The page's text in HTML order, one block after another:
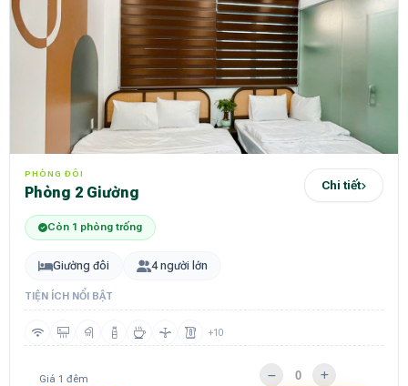
PHÒNG ĐÔI
Phòng 2 Giường Chi tiết
Còn 1 phòng trống
Giường đôi 4 người lớn
TIỆN ÍCH NỔI BẬT
+10
Giá 1 đêm